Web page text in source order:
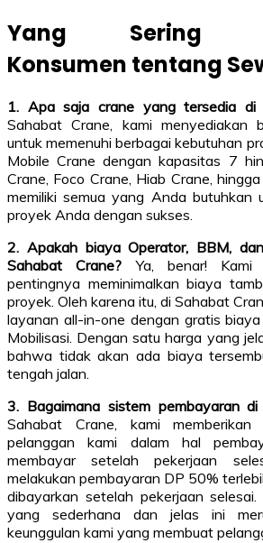
Yang Sering
Konsumen tentang
1. Apa saja crane yang tersedia di
Sahabat Crane, kami menyediakan
untuk memenuhi berbagai kebutuhan
Mobile Crane dengan kapasitas 7
Crane, Foco Crane, Hiab Crane,
memiliki semua yang Anda butuhkan
proyek Anda dengan sukses.
2. Apakah biaya Operator, BBM,
Sahabat Crane? Ya, benar! Kami
pentingnya meminimalkan biaya
proyek. Oleh karena itu, di Sahabat
layanan all-in-one dengan gratis
Mobilisasi. Dengan satu harga yang
bahwa tidak akan ada biaya
tengah jalan.
3. Bagaimana sistem pembayaran
Sahabat Crane, kami memberikan
pelanggan kami dalam hal
membayar setelah pekerjaan
melakukan pembayaran DP 50%
dibayarkan setelah pekerjaan
yang sederhana dan jelas ini
keunggulan kami yang membuat